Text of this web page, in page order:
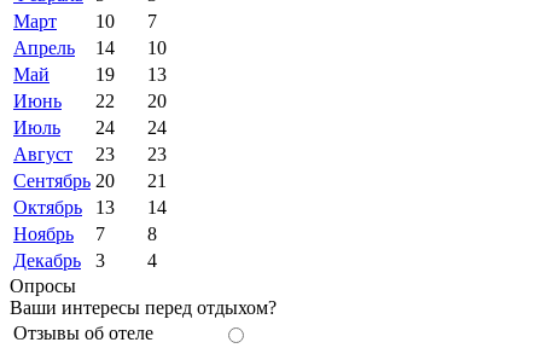
Март
10
7
Апрель
14
10
Май
19
13
Июнь
22
20
Июль
24
24
Август
23
23
Сентябрь 20
21
Октябрь
13
14
Ноябрь
7
8
Декабрь
3
4
Опросы
Ваши интересы перед отдыхом?
Отзывы об отеле